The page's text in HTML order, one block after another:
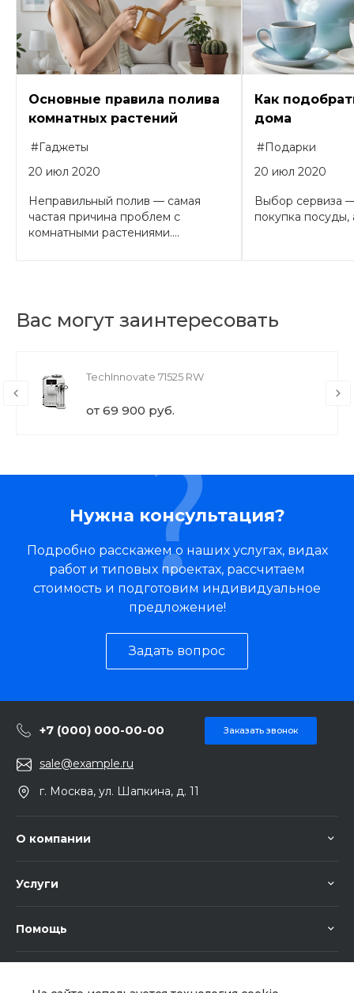
Основные правила полива
комнатных растений
#Гаджеты
20 июл 2020
Неправильный полив — самая
частая причина проблем с
комнатными растениями....
Как
дома
#Подарки
20 июл 2020
Выбор сервиза
покупка посуды,
Вас могут заинтересовать
TechInnovate 71525 RW
от 69 900 руб.
Нужна консультация?
Подробно расскажем о наших услугах, видах
работ и типовых проектах, рассчитаем
стоимость и подготовим индивидуальное
предложение!
Задать вопрос
+7 (000) 000-00-00 Заказать звонок
sale@example.ru
г. Москва, ул. Шапкина, д. 11
О компании
Услуги
Помощь